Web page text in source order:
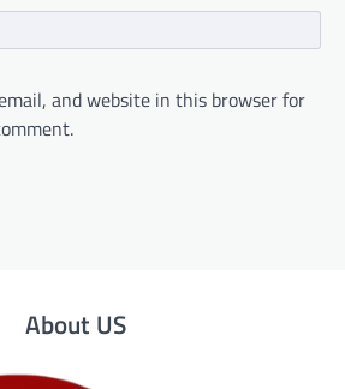
and website in this browser for
About US